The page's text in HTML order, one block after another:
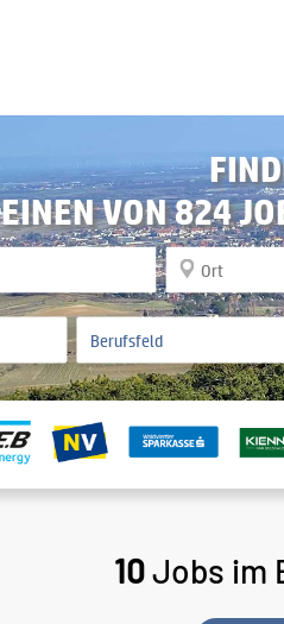
EINEN VON 824
10Jobs im